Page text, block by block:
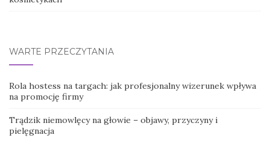
WARTE PRZECZYTANIA
Rola hostess na targach: jak profesjonalny wizerunek wpływa
na promocję firmy
Trądzik niemowlęcy na głowie – objawy, przyczyny i
pielęgnacja